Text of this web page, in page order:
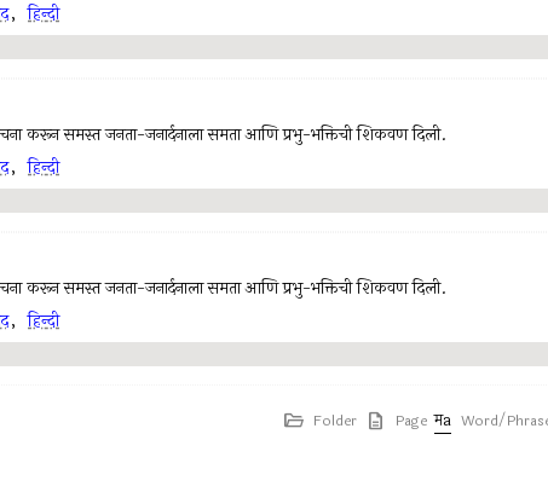
, हिन्दी
करून समस्त जनता-जनार्दनाला समता आणि प्रभु-भक्तिची शिकवण दिली.
, हिन्दी
करून समस्त जनता-जनार्दनाला समता आणि प्रभु-भक्तिची शिकवण दिली.
, हिन्दी
Folder Page Word/